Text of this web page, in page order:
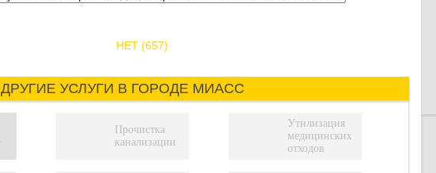
НЕТ (657)
ДРУГИЕ УСЛУГИ В ГОРОДЕ МИАСС
Прочистка
канализации
Утилизация
медицинских
отходов